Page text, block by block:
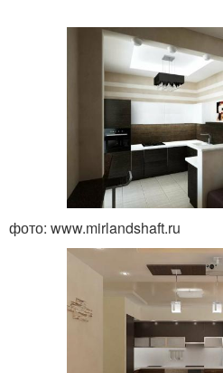
фото: www.mirlandshaft.ru